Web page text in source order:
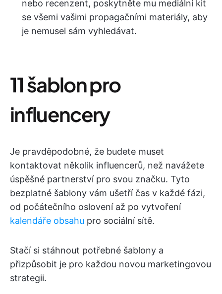
nebo recenzent, poskytněte mu mediální kit
se všemi vašimi propagačními materiály, aby
je nemusel sám vyhledávat.
11 šablon pro
influencery
Je pravděpodobné, že budete muset
kontaktovat několik influencerů, než navážete
úspěšné partnerství pro svou značku. Tyto
bezplatné šablony vám ušetří čas v každé fázi,
od počátečního oslovení až po vytvoření
kalendáře obsahu pro sociální sítě.
Stačí si stáhnout potřebné šablony a
přizpůsobit je pro každou novou marketingovou
strategii.